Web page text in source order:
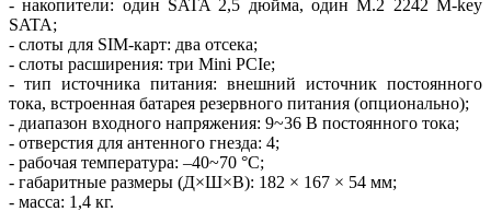
- накопители: один SATA 2,5 дюйма, один M.2 2242 M‑key
SATA;
- слоты для SIM-карт: два отсека;
- слоты расширения: три Mini PCIe;
- тип источника питания: внешний источник постоянного
тока, встроенная батарея резервного питания (опционально);
- диапазон входного напряжения: 9~36 В постоянного тока;
- отверстия для антенного гнезда: 4;
- рабочая температура: –40~70 °C;
- габаритные размеры (Д×Ш×В): 182 × 167 × 54 мм;
- масса: 1,4 кг.